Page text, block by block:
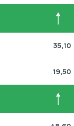
35,10
19,50